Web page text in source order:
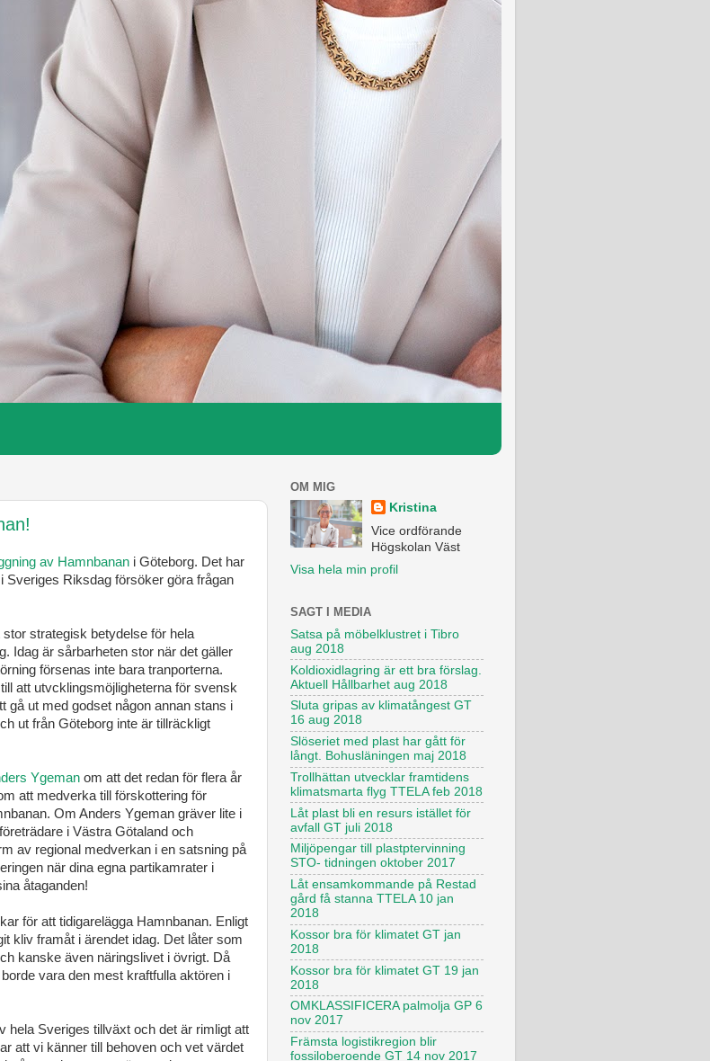
av Hamnbanan i Göteborg. Det har
Riksdag försöker göra frågan
strategisk betydelse för hela
Idag är sårbarheten stor när det gäller
försenas inte bara tranporterna.
att utvcklingsmöjligheterna för svensk
gå ut med godset någon annan stans i
ut från Göteborg inte är tillräckligt
Ygeman om att det redan för flera år
att medverka till förskottering för
Om Anders Ygeman gräver lite i
i Västra Götaland och
av regional medverkan i en satsning på
när dina egna partikamrater i
åtaganden!
för att tidigarelägga Hamnbanan. Enligt
kliv framåt i ärendet idag. Det låter som
kanske även näringslivet i övrigt. Då
vara den mest kraftfulla aktören i
hela Sveriges tillväxt och det är rimligt att
att vi känner till behoven och vet värdet
OM MIG
Kristina
Vice ordförande
Högskolan Väst
Visa hela min profil
SAGT I MEDIA
Satsa på möbelklustret i Tibro
aug 2018
Koldioxidlagring är ett bra förslag.
Aktuell Hållbarhet aug 2018
Sluta gripas av klimatångest GT
16 aug 2018
Slöseriet med plast har gått för
långt. Bohusläningen maj 2018
Trollhättan utvecklar framtidens
klimatsmarta flyg TTELA feb 2018
Låt plast bli en resurs istället för
avfall GT juli 2018
Miljöpengar till plastptervinning
STO- tidningen oktober 2017
Låt ensamkommande på Restad
gård få stanna TTELA 10 jan
2018
Kossor bra för klimatet GT jan
2018
Kossor bra för klimatet GT 19 jan
2018
OMKLASSIFICERA palmolja GP 6
nov 2017
Främsta logistikregion blir
fossiloberoende GT 14 nov 2017